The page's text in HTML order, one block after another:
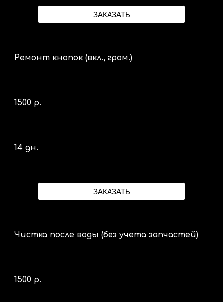
ЗАКАЗАТЬ
Ремонт кнопок (вкл., гром.)
1500 р.
14 дн.
ЗАКАЗАТЬ
Чистка после воды (без учета запчастей)
1500 р.